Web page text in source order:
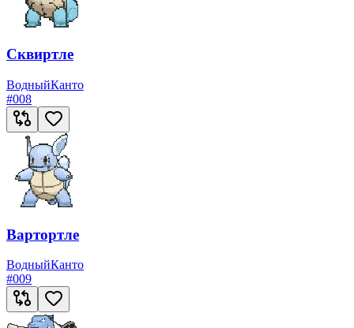
Сквиртле
ВодныйКанто
#008
Вартортле
ВодныйКанто
#009